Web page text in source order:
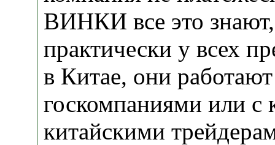
ВИНКИ все это
практически у всех
в Китае, они
госкомпаниями или
китайскими